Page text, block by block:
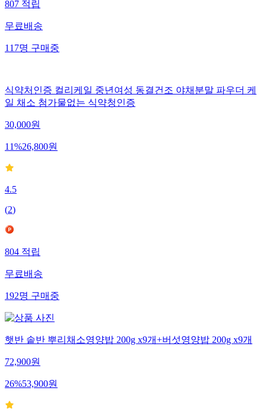
807적립
무료배송
117명구매중
식약처인증 컬리케일 중년여성 동결건조 야채분말 파우더 케
일 채소 첨가물없는 식약청인증
30,000원
11%26,800원
4.5
(2)
804적립
무료배송
192명구매중
햇반 솥반 뿌리채소영양밥 200g x9개+버섯영양밥 200g x9개
72,900원
26%53,900원